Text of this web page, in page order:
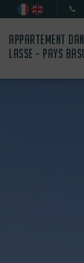
APPARTEMENT
LASSE - PAYS